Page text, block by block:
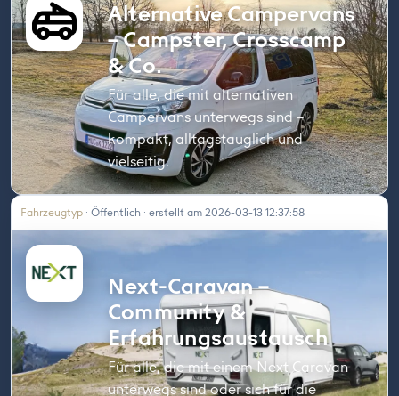
Alternative Campervans
– Campster, Crosscamp
& Co.
Für alle, die mit alternativen
Campervans unterwegs sind –
kompakt, alltagstauglich und
vielseitig.
Fahrzeugtyp · Öffentlich · erstellt am 2026-03-13 12:37:58
Next-Caravan –
Community &
Erfahrungsaustausch
Für alle, die mit einem Next Caravan
unterwegs sind oder sich für die